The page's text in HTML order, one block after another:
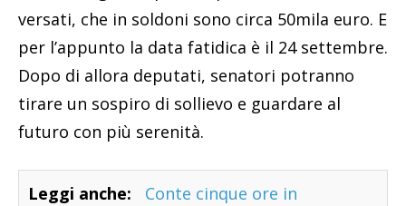
versati, che in soldoni sono circa 50mila euro. E
per l’appunto la data fatidica è il 24 settembre.
Dopo di allora deputati, senatori potranno
tirare un sospiro di sollievo e guardare al
futuro con più serenità.
Leggi anche:
Conte cinque ore in